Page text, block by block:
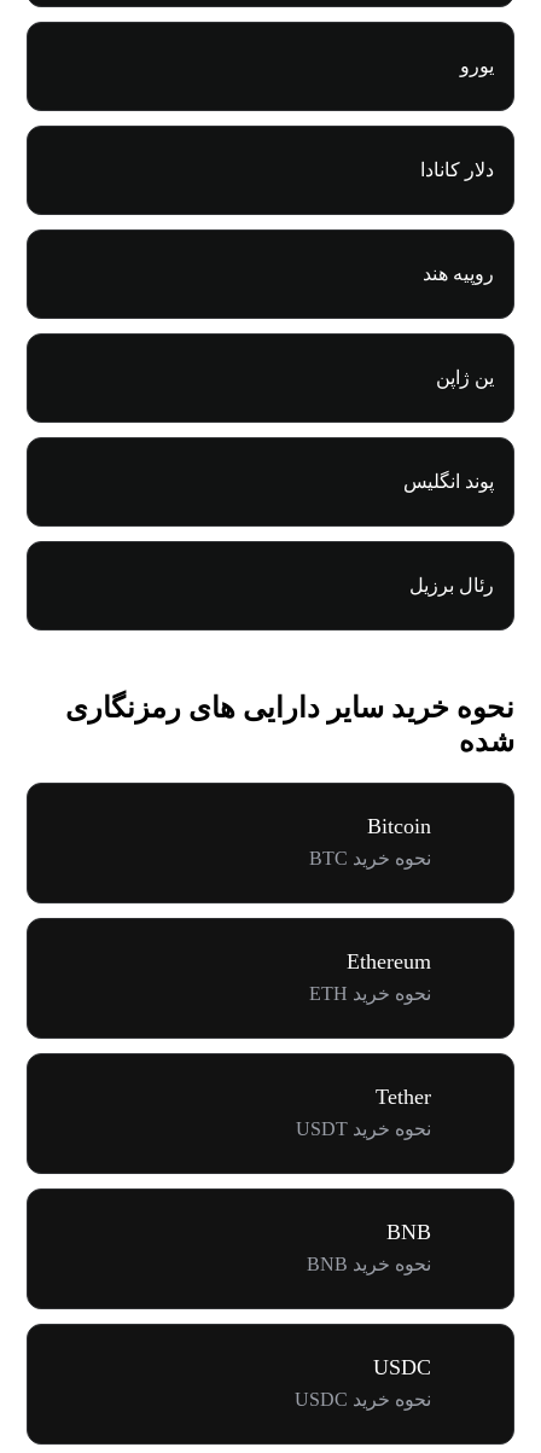
یورو
دلار کانادا
روپیه هند
ین ژاپن
پوند انگلیس
رئال برزیل
نحوه خرید سایر دارایی های رمزنگاری
شده
Bitcoin
نحوه خرید BTC
Ethereum
نحوه خرید ETH
Tether
نحوه خرید USDT
BNB
نحوه خرید BNB
USDC
نحوه خرید USDC